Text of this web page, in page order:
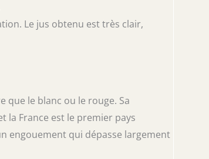
Le jus obtenu est très clair,
que le blanc ou le rouge. Sa
la France est le premier pays
engouement qui dépasse largement